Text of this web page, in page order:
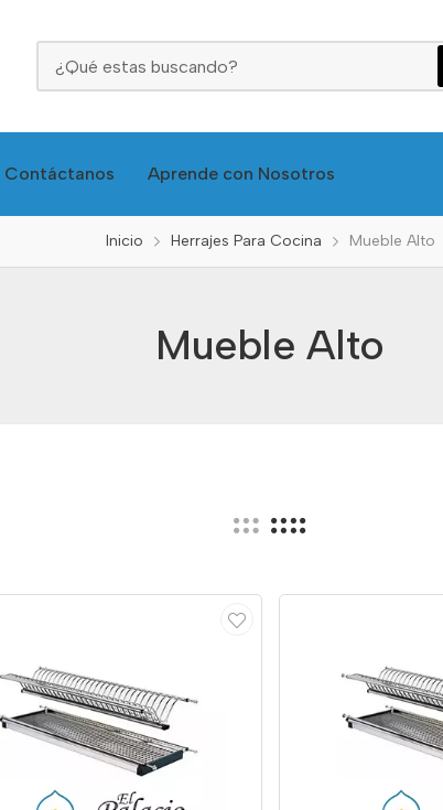
Contáctanos Aprende con Nosotros
Inicio Herrajes Para Cocina Mueble Alto
Mueble Alto